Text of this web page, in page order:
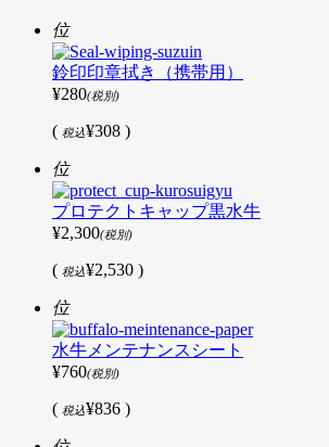
位
鈴印印章拭き（携帯用）
¥280(税別)
( 税込¥308 )
位
プロテクトキャップ黒水牛
¥2,300(税別)
( 税込¥2,530 )
位
水牛メンテナンスシート
¥760(税別)
( 税込¥836 )